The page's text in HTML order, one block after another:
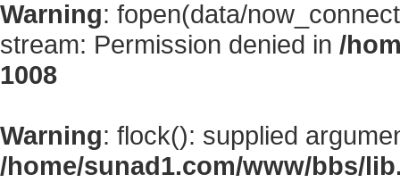
Warning: fopen(data/
stream: Permission denied in /
1008
Warning: flock(): supplied
/home/sunad1.com/www/bbs/